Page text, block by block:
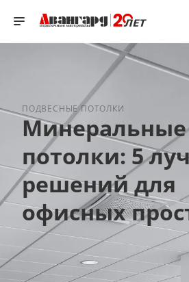
ПОДВЕСНЫЕ ПОТОЛКИ
Минеральные
потолки: 5
решений для
офисных